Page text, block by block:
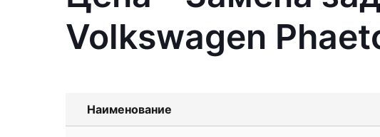
Volkswagen
Наименование